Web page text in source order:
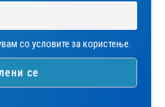
со условите за користење.